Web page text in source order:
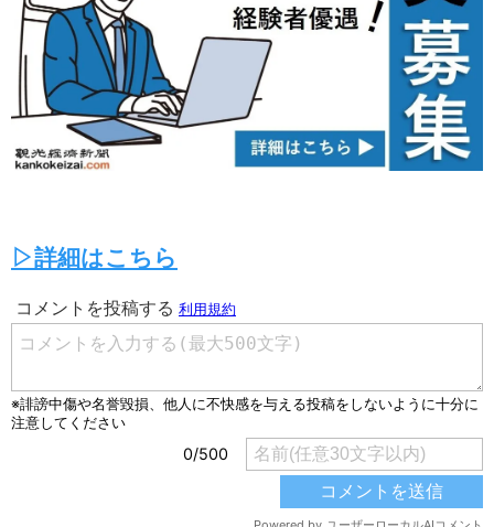
▷詳細はこちら